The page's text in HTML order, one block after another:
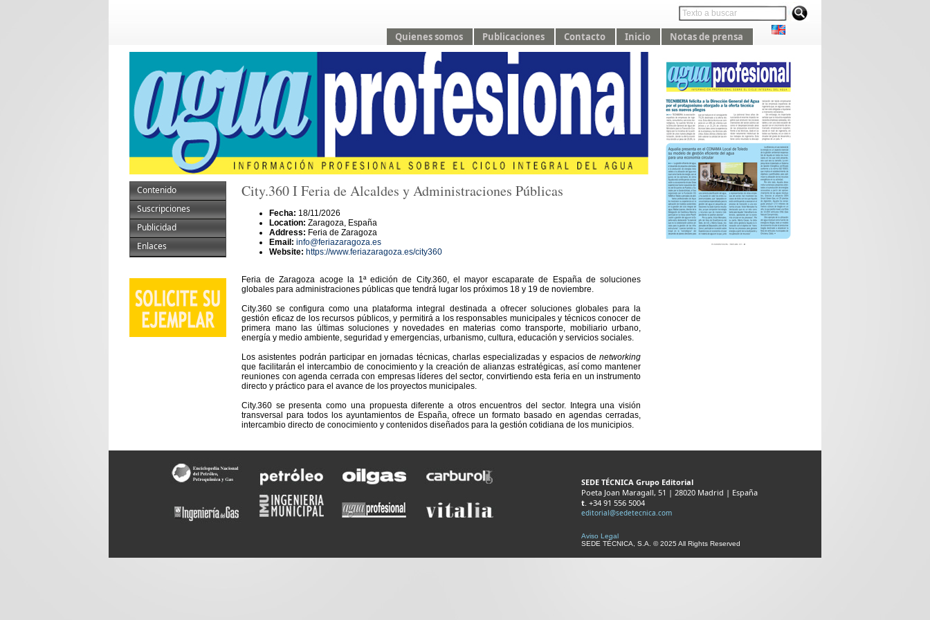
Quienes somos Publicaciones Contacto Inicio Notas de prensa
Contenido
Suscripciones
Publicidad
Enlaces
City.360 I Feria de Alcaldes y Administraciones Públicas
Fecha: 18/11/2026
Location: Zaragoza, España
Address: Feria de Zaragoza
Email: info@feriazaragoza.es
Website: https://www.feriazaragoza.es/city360
Feria de Zaragoza acoge la 1ª edición de City.360, el mayor escaparate de España de soluciones
globales para administraciones públicas que tendrá lugar los próximos 18 y 19 de noviembre.
City.360 se configura como una plataforma integral destinada a ofrecer soluciones globales para la
gestión eficaz de los recursos públicos, y permitirá a los responsables municipales y técnicos conocer de
primera mano las últimas soluciones y novedades en materias como transporte, mobiliario urbano,
energía y medio ambiente, seguridad y emergencias, urbanismo, cultura, educación y servicios sociales.
Los asistentes podrán participar en jornadas técnicas, charlas especializadas y espacios de networking
que facilitarán el intercambio de conocimiento y la creación de alianzas estratégicas, así como mantener
reuniones con agenda cerrada con empresas líderes del sector, convirtiendo esta feria en un instrumento
directo y práctico para el avance de los proyectos municipales.
City.360 se presenta como una propuesta diferente a otros encuentros del sector. Integra una visión
transversal para todos los ayuntamientos de España, ofrece un formato basado en agendas cerradas,
intercambio directo de conocimiento y contenidos diseñados para la gestión cotidiana de los municipios.
SEDE TÉCNICA Grupo Editorial
Poeta Joan Maragall, 51 | 28020 Madrid | España
t. +34 91 556 5004
editorial@sedetecnica.com
Aviso Legal
SEDE TÉCNICA, S.A. © 2025 All Rights Reserved